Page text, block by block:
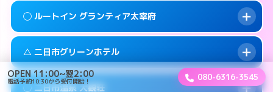
info
info このホテルの詳細ページを見る →
案内方法:
カードキーにつきホテルの入り口で
待ち合わせ。
map 福岡市東区箱崎6-18−12
info このホテルの詳細ページを見る →
案内方法:
女性が直接お部屋まで伺います。
smartphone 092-895-5511
map 福岡市西区小戸2-12-43
◯ ルートイン グランティア太宰府
交通費:3,000円
案内方法:女性が直接お部屋まで伺います。
△ 二日市グリーンホテル
◯ 二日市温泉 大観荘
OPEN 11:00~翌2:00
電話予約10:30から受付開始！ 080-6316-3545